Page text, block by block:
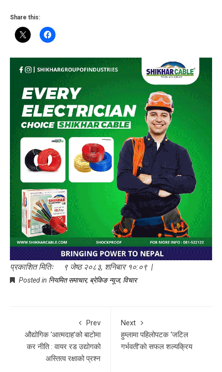
Share this:
प्रकाशित मितिः ९ जेष्ठ २०८३, शनिबार १०:०९ |
Posted in नियमित समाचार, ब्रेकिङ न्यूज, विचार
Prev
औद्योगिक ‘आत्मदाह’को बाटोमा
कर नीति : वायर रड उद्योगको
अस्तित्व रक्षाको प्रश्न
Next
हुम्लामा पहिलोपटक ‘जटिल
गर्भवती’काे सफल शल्यक्रिय